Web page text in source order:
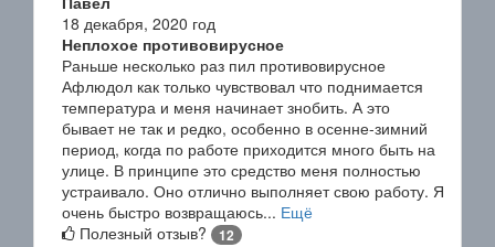
18 декабря, 2020 год
Неплохое противовирусное
Раньше несколько раз пил противовирусное
Афлюдол как только чувствовал что поднимается
температура и меня начинает знобить. А это
бывает не так и редко, особенно в осенне-зимний
период, когда по работе приходится много быть на
улице. В принципе это средство меня полностью
устраивало. Оно отлично выполняет свою работу. Я
очень быстро возвращаюсь... Ещё
Полезный отзыв?
12